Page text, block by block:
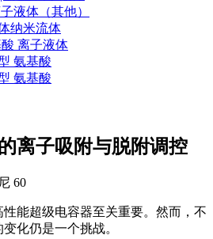
液体（其他）
纳米流体
离子液体
氨基酸
氨基酸
离子吸附与脱附调控
60
能超级电容器至关重要。然而，不
化仍是一个挑战。